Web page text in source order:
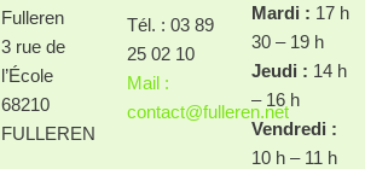
Fulleren
3 rue de
l’École
68210
FULLEREN
Tél. : 03 89
25 02 10
Mail :
contact@fulleren.net
Mardi : 17 h
30 – 19 h
Jeudi : 14 h
– 16 h
Vendredi :
10 h – 11 h